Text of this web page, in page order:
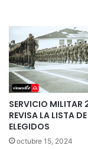
SERVICIO MILITAR
REVISA LA LISTA
ELEGIDOS
octubre 15, 2024